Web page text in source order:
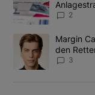
2
Ein Trendartikel
Margin
den
3